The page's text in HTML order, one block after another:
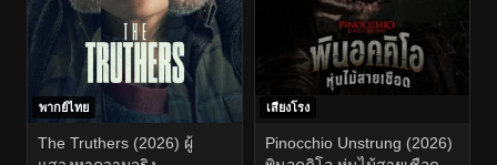
พากย์ไทย
The Truthers (2026) ผู้
เสียงโรง
Pinocchio Unstrung (2026)